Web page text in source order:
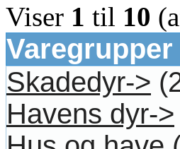
Viser 1 til 10
Varegrupper
Skadedyr->
Havens dyr->